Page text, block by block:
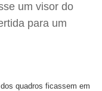
um visor do
para um
quadros ficassem em